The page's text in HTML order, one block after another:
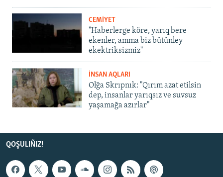
CEMİYET
"Haberlerge köre, yarıq bere
ekenler, amma biz bütünley
ekektriksizmiz"
İNSAN AQLARI
Olğa Skrıpnık: "Qırım azat etilsin
dep, insanlar yarıqsız ve suvsuz
yaşamağa azırlar"
QOŞULIÑIZ!